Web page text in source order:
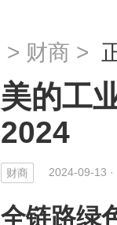
> 财商 >
美的工
2024
财商 2024-09-13 ·
全链路绿